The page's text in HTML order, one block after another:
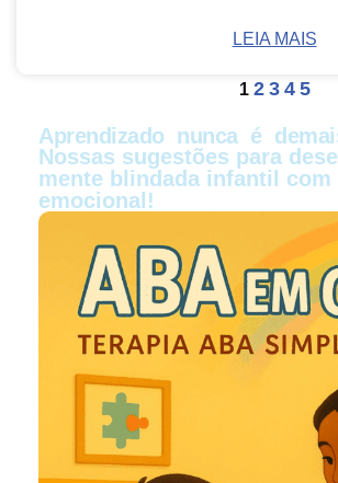
LEIA MAIS
1 2 3 4 5
Aprendizado nunca é
Nossas sugestões para
mente blindada infantil
emocional!